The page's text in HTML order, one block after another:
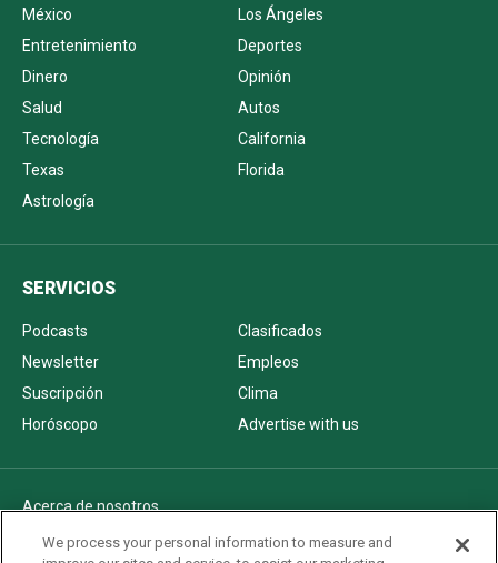
México
Los Ángeles
Entretenimiento
Deportes
Dinero
Opinión
Salud
Autos
Tecnología
California
Texas
Florida
Astrología
SERVICIOS
Podcasts
Clasificados
Newsletter
Empleos
Suscripción
Clima
Horóscopo
Advertise with us
Acerca de nosotros
Politica de privacidad
We process your personal information to measure and